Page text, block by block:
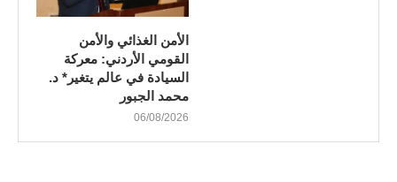
الأمن الغذائي والأمن
القومي الأردني: معركة
السيادة في عالم يتغير* د.
محمد الجبور
06/08/2026